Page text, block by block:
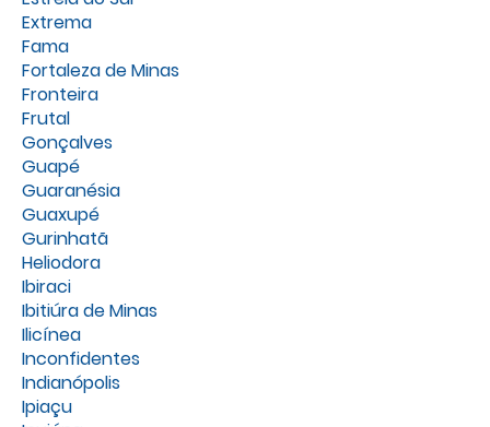
Extrema
Fama
Fortaleza de Minas
Fronteira
Frutal
Gonçalves
Guapé
Guaranésia
Guaxupé
Gurinhatã
Heliodora
Ibiraci
Ibitiúra de Minas
Ilicínea
Inconfidentes
Indianópolis
Ipiaçu